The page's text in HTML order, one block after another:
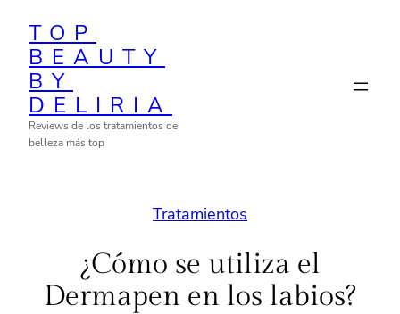
content
TOP
BEAUTY
BY
DELIRIA
Reviews de los tratamientos de
belleza más top
Tratamientos
¿Cómo se utiliza el
Dermapen en los labios?